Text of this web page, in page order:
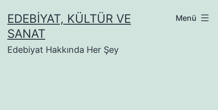
geçEDEBIYAT, KÜLTÜR VE
SANAT
Edebiyat Hakkında Her Şey
Menü